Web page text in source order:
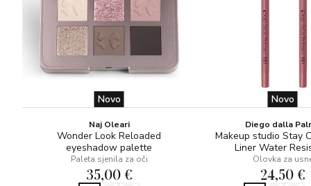
Novo
Naj Oleari
Wonder Look Reloaded
eyeshadow palette
Paleta sjenila za oči
35,00 €
Novo
Diego dalla
Makeup studio Stay
Liner Water
Olovka za
24,50 €